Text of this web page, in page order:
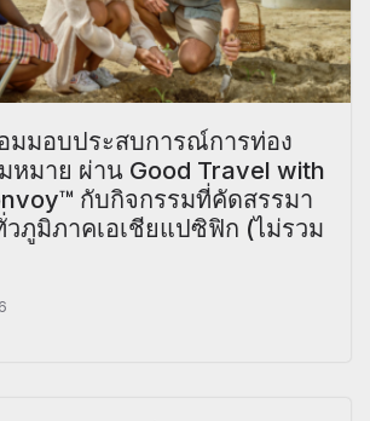
มมอบประสบการณ์การท่อง
หมาย ผ่าน Good Travel with
กับกิจกรรมที่คัดสรรมา
ภูมิภาคเอเชียแปซิฟิก (ไม่รวม